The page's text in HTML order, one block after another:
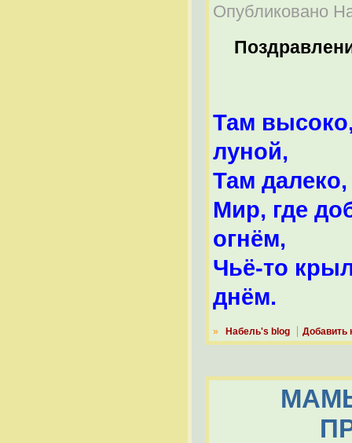
Опубликовано
Там
луной,
Там
Мир, где
огнём,
Чьё-то
днём.
» Набель's blog Добавить